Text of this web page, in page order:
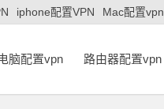
iphone配置VPN Mac配置vpn
脑配置vpn 路由器配置vpn